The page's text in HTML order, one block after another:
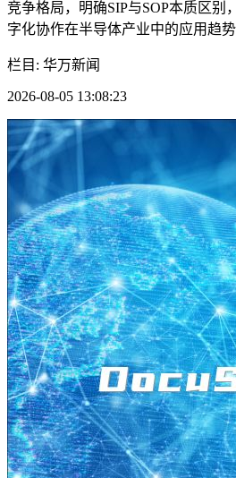
竞争格局，明确SIP与SOP本质区别
字化协作在半导体产业中的应用趋势
栏目: 华万新闻
2026-08-05 13:08:23